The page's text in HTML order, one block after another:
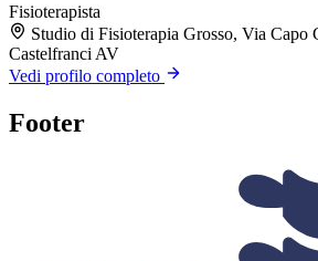
Fisioterapista
Studio di Fisioterapia Grosso, Via
Castelfranci AV
Vedi profilo completo
Footer